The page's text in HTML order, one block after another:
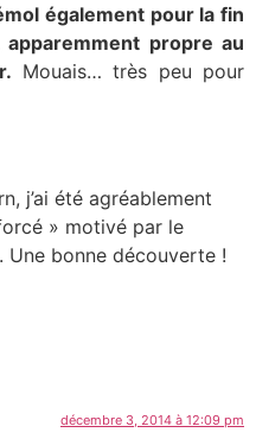
également pour la fin
propre au
Mouais… très peu pour
j’ai été agréablement
» motivé par le
Une bonne découverte !
décembre 3, 2014 à 12:09 pm